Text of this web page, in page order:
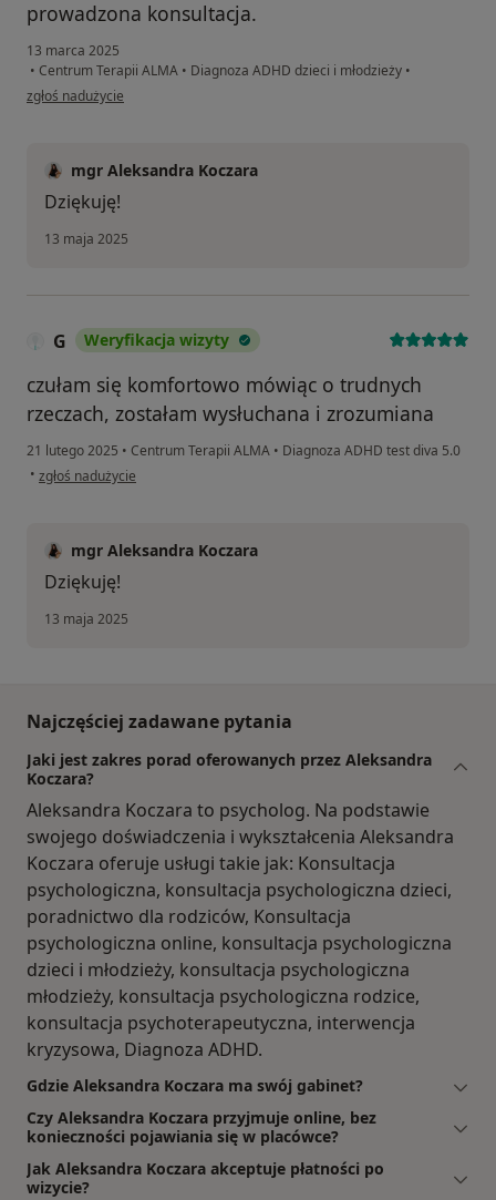
prowadzona konsultacja.
13 marca 2025
• Centrum Terapii ALMA • Diagnoza ADHD dzieci i młodzieży •
w opinii użytkownika A
zgłoś nadużycie
mgr Aleksandra Koczara
Dziękuję!
13 maja 2025
G Weryfikacja wizyty
czułam się komfortowo mówiąc o trudnych
rzeczach, zostałam wysłuchana i zrozumiana
21 lutego 2025 • Centrum Terapii ALMA • Diagnoza ADHD test diva 5.0
• w opinii użytkownika G
zgłoś nadużycie
mgr Aleksandra Koczara
Dziękuję!
13 maja 2025
Najczęściej zadawane pytania
Jaki jest zakres porad oferowanych przez Aleksandra
Koczara?
Aleksandra Koczara to psycholog. Na podstawie
swojego doświadczenia i wykształcenia Aleksandra
Koczara oferuje usługi takie jak: Konsultacja
psychologiczna, konsultacja psychologiczna dzieci,
poradnictwo dla rodziców, Konsultacja
psychologiczna online, konsultacja psychologiczna
dzieci i młodzieży, konsultacja psychologiczna
młodzieży, konsultacja psychologiczna rodzice,
konsultacja psychoterapeutyczna, interwencja
kryzysowa, Diagnoza ADHD.
Gdzie Aleksandra Koczara ma swój gabinet?
Czy Aleksandra Koczara przyjmuje online, bez
konieczności pojawiania się w placówce?
Jak Aleksandra Koczara akceptuje płatności po
wizycie?